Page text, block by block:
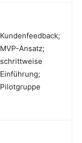
Kundenfeedback;
MVP-Ansatz;
schrittweise
Einführung;
Pilotgruppe